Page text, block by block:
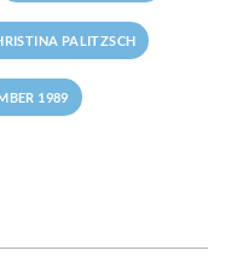
PALITZSCH
1989